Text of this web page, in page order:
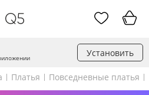
Установить
Платья Повседневные платья